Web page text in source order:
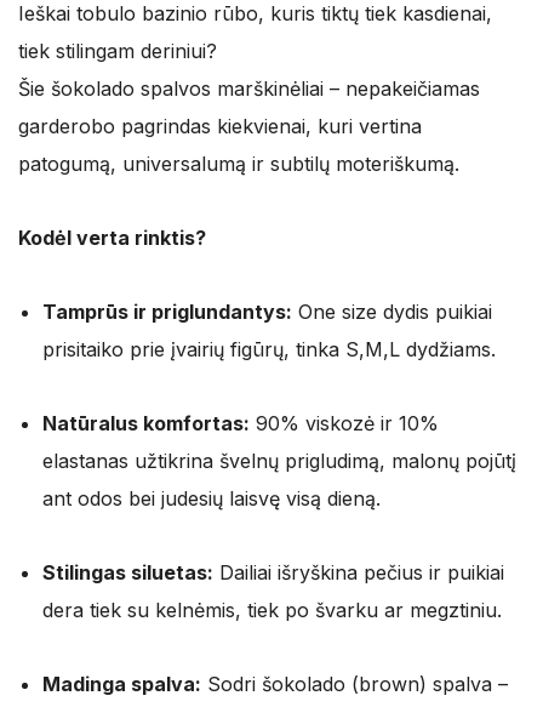
was:
24,95 €.
is:
19,96 €.
Ieškai tobulo bazinio rūbo, kuris tiktų tiek kasdienai,
tiek stilingam deriniui?
Šie šokolado spalvos marškinėliai – nepakeičiamas
garderobo pagrindas kiekvienai, kuri vertina
patogumą, universalumą ir subtilų moteriškumą.
Kodėl verta rinktis?
Tamprūs ir priglundantys: One size dydis puikiai
prisitaiko prie įvairių figūrų, tinka S,M,L dydžiams.
Natūralus komfortas: 90% viskozė ir 10%
elastanas užtikrina švelnų prigludimą, malonų pojūtį
ant odos bei judesių laisvę visą dieną.
Stilingas siluetas: Dailiai išryškina pečius ir puikiai
dera tiek su kelnėmis, tiek po švarku ar megztiniu.
Madinga spalva: Sodri šokolado (brown) spalva –